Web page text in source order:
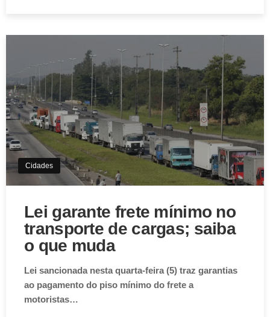
Cidades
Lei garante frete mínimo no
transporte de cargas; saiba
o que muda
Lei sancionada nesta quarta-feira (5) traz garantias
ao pagamento do piso mínimo do frete a
motoristas…